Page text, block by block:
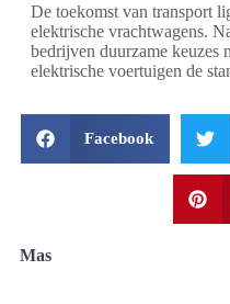
De toekomst van transport
elektrische vrachtwagens.
bedrijven duurzame keuzes
elektrische voertuigen de
Facebook
Mas